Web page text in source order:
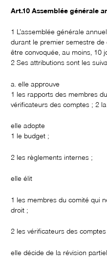
Art.10 Assemblée générale
1 L’assemblée générale
durant le premier semestre
être convoquée, au moins, 10
2 Ses attributions sont les
a. elle approuve
1 les rapports des membres
vérificateurs des comptes ; 2
elle adopte
1 le budget ;
2 les règlements internes ;
elle élit
1 les membres du comité qui
droit ;
2 les vérificateurs des comptes
elle décide de la révision